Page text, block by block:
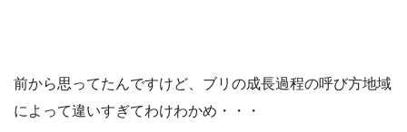
前から思ってたんですけど、ブリの成長過程の呼び方地域
によって違いすぎてわけわかめ・・・